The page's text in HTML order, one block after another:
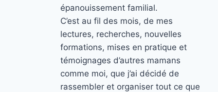
épanouissement familial.
C’est au fil des mois, de mes
lectures, recherches, nouvelles
formations, mises en pratique et
témoignages d’autres mamans
comme moi, que j’ai décidé de
rassembler et organiser tout ce que